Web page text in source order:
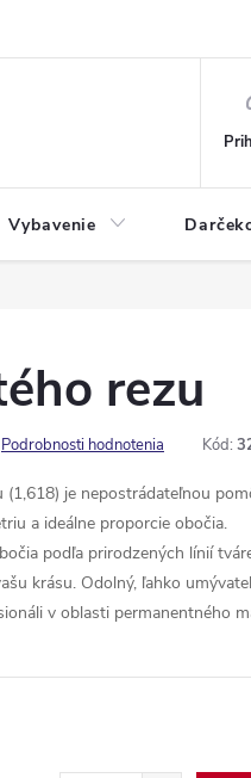
Vybavenie
rezu
Podrobnosti hodnotenia Kód:
je nepostrádateľnou
a ideálne proporcie obočia.
podľa prirodzených línií
krásu. Odolný, ľahko
v oblasti permanentného